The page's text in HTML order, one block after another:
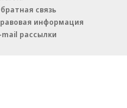
связь
информация
mail рассылки